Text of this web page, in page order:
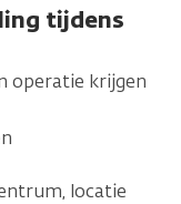
tijdens
operatie krijgen
locatie